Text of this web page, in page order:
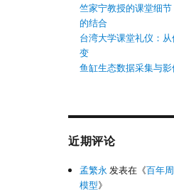
竺家宁教授的课堂细
的结合
台湾大学课堂礼仪：
变
鱼缸生态数据采集与
近期评论
孟繁永 发表在《百年
模型》